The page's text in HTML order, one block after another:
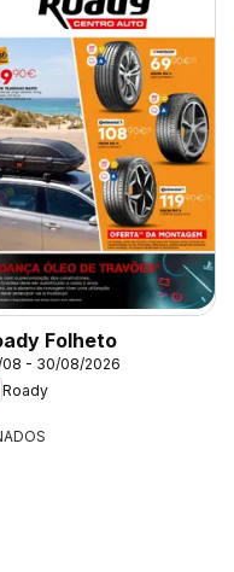
Folheto
- 30/08/2026
Roady